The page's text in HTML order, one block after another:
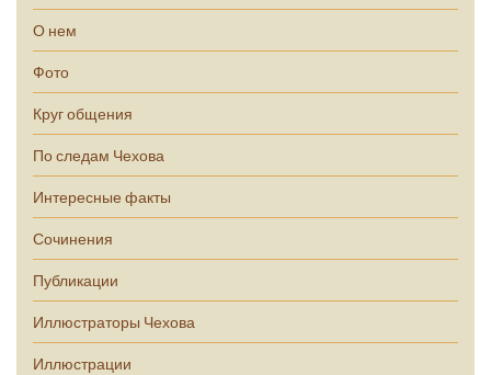
О нем
Фото
Круг общения
По следам Чехова
Интересные факты
Сочинения
Публикации
Иллюстраторы Чехова
Иллюстрации